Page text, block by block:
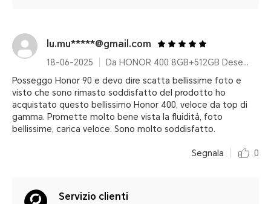
lu.mu*****@gmail.com
18-06-2025
Da HONOR 400 8GB+512GB Desert Gold
Posseggo Honor 90 e devo dire scatta bellissime foto e
visto che sono rimasto soddisfatto del prodotto ho
acquistato questo bellissimo Honor 400, veloce da top di
gamma. Promette molto bene vista la fluidità, foto
bellissime, carica veloce. Sono molto soddisfatto.
Segnala 0
Servizio clienti